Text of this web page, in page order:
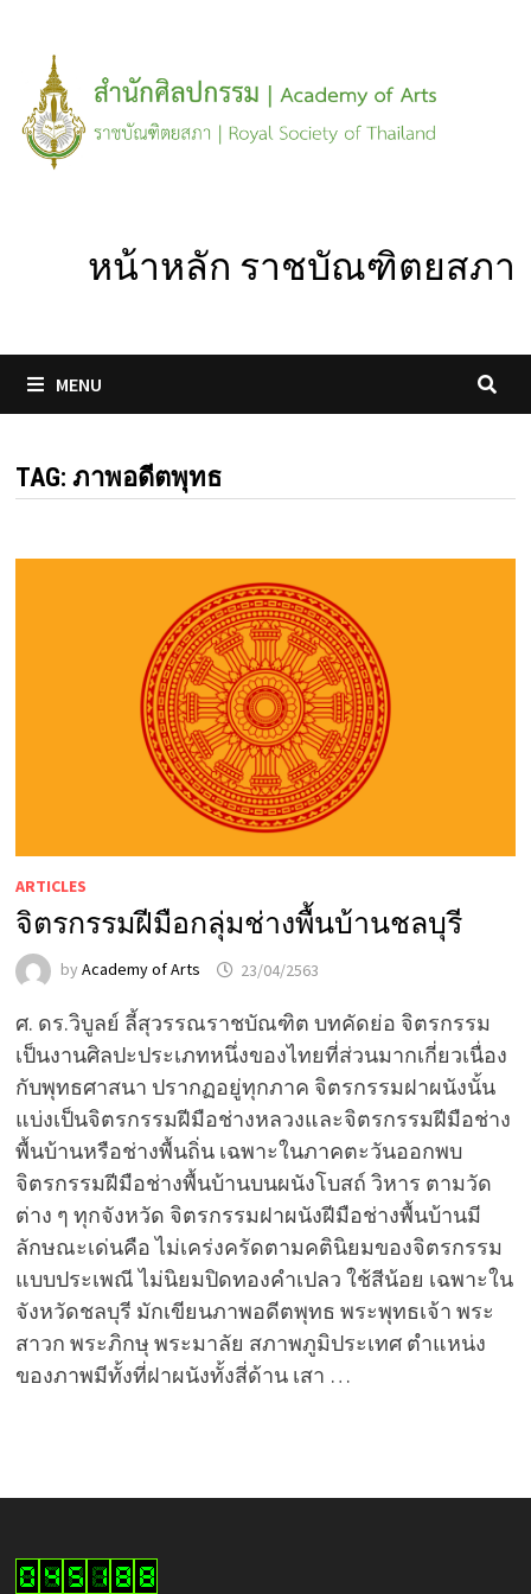
content
หน้าหลัก ราชบัณฑิตยสภา
MENU
TAG: ภาพอดีตพุทธ
ARTICLES
จิตรกรรมฝีมือกลุ่มช่างพื้นบ้านชลบุรี
by Academy of Arts 23/04/2563
ศ. ดร.วิบูลย์ ลี้สุวรรณราชบัณฑิต บทคัดย่อ จิตรกรรม
เป็นงานศิลปะประเภทหนึ่งของไทยที่ส่วนมากเกี่ยวเนื่อง
กับพุทธศาสนา ปรากฏอยู่ทุกภาค จิตรกรรมฝาผนังนั้น
แบ่งเป็นจิตรกรรมฝีมือช่างหลวงและจิตรกรรมฝีมือช่าง
พื้นบ้านหรือช่างพื้นถิ่น เฉพาะในภาคตะวันออกพบ
จิตรกรรมฝีมือช่างพื้นบ้านบนผนังโบสถ์ วิหาร ตามวัด
ต่าง ๆ ทุกจังหวัด จิตรกรรมฝาผนังฝีมือช่างพื้นบ้านมี
ลักษณะเด่นคือ ไม่เคร่งครัดตามคตินิยมของจิตรกรรม
แบบประเพณี ไม่นิยมปิดทองคำเปลว ใช้สีน้อย เฉพาะใน
จังหวัดชลบุรี มักเขียนภาพอดีตพุทธ พระพุทธเจ้า พระ
สาวก พระภิกษุ พระมาลัย สภาพภูมิประเทศ ตำแหน่ง
ของภาพมีทั้งที่ฝาผนังทั้งสี่ด้าน เสา …